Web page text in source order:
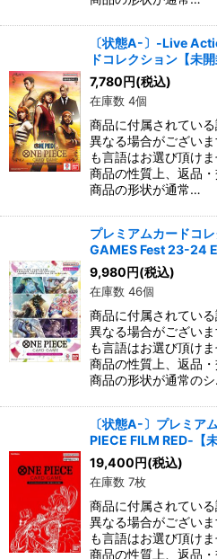
〔状態A-〕-Live
ドコレクション【未
7,780円(税込)
在庫数 4個
商品に付属されてい
異なる場合がござい
も言語はお選び頂け
商品の性質上、返品・
商品の形状が通常…
プレミアムカードコ
GAMES Fest 23-24
9,980円(税込)
在庫数 46個
商品に付属されてい
異なる場合がござい
も言語はお選び頂け
商品の性質上、返品・
商品の形状が通常の
〔状態A-〕プレミア
PIECE FILM RED‐【
19,400円(税込)
在庫数 7枚
商品に付属されてい
異なる場合がござい
も言語はお選び頂け
商品の性質上、返品・